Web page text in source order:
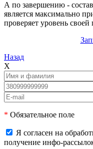
А по завершению -
является максимально
проверяет уровень своей
Назад
X
* Обязательное поле
Я согласен на
получение инфо-